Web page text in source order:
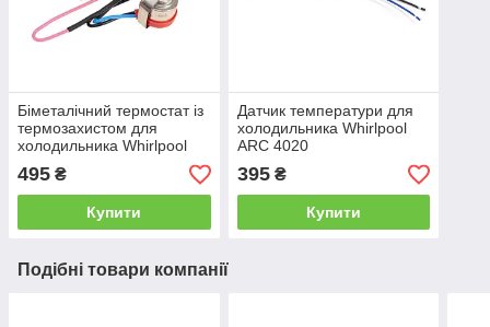
Біметалічний термостат із
термозахистом для
холодильника Whirlpool
ARC 4020 ARC 4030
495 ₴
Купити
Датчик температури для
холодильника Whirlpool
ARC 4020
395₴
Купити
Подібні товари компанії